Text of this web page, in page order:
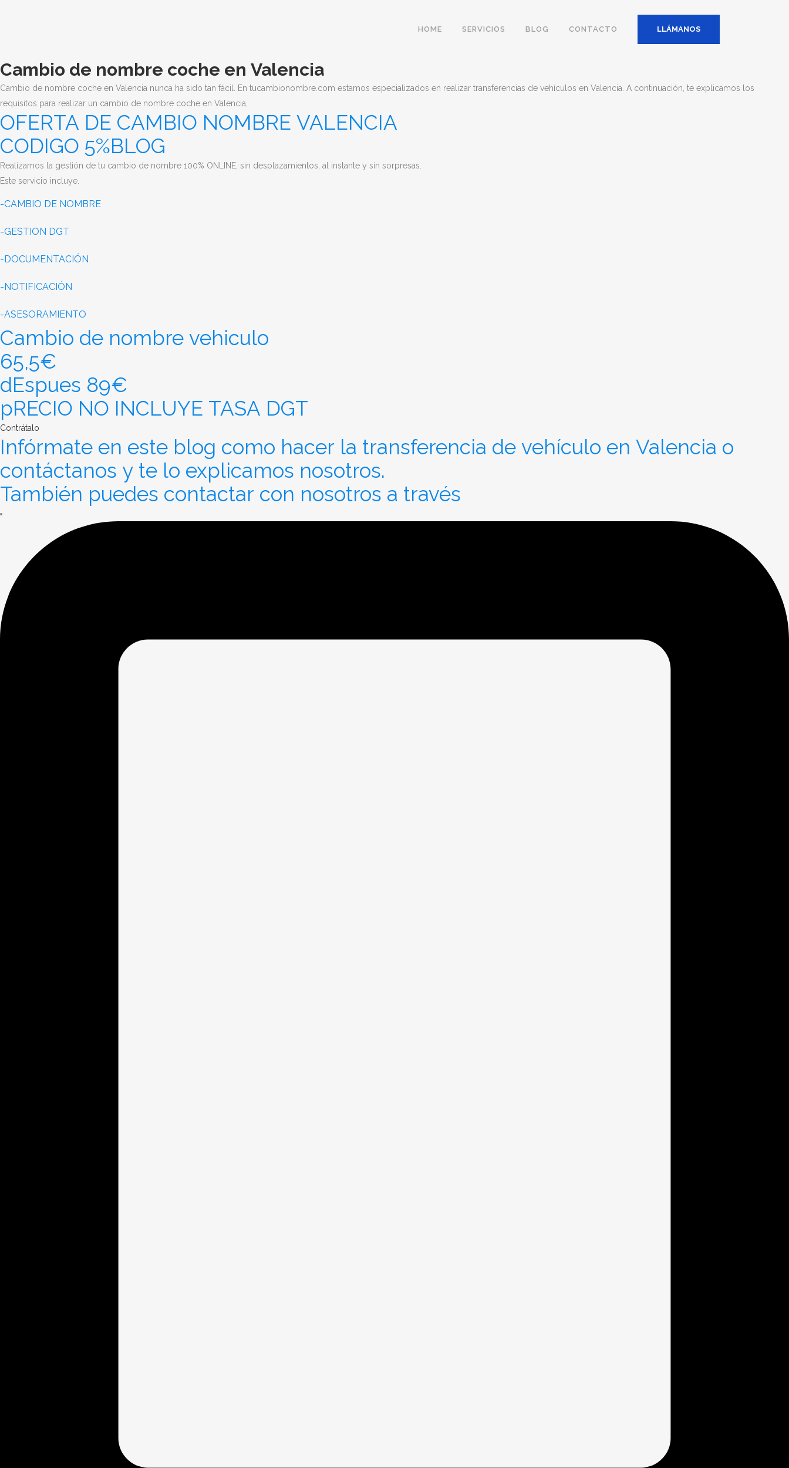
LLÁMANOS
HOME SERVICIOS BLOG CONTACTO
Cambio de nombre coche en Valencia
Cambio de nombre coche en Valencia nunca ha sido tan fácil. En tucambionombre.com estamos especializados en realizar transferencias de vehículos en Valencia. A continuación, te explicamos los
requisitos para realizar un cambio de nombre coche en Valencia,
OFERTA DE CAMBIO NOMBRE VALENCIA
CODIGO 5%BLOG
Realizamos la gestión de tu cambio de nombre 100% ONLINE, sin desplazamientos, al instante y sin sorpresas.
Este servicio incluye.
-CAMBIO DE NOMBRE
-GESTION DGT
-DOCUMENTACIÓN
-NOTIFICACIÓN
-ASESORAMIENTO
Cambio de nombre vehiculo
65,5€
dEspues 89€
pRECIO NO INCLUYE TASA DGT
Contrátalo
Infórmate en este blog como hacer la transferencia de vehículo en Valencia o
contáctanos y te lo explicamos nosotros.
También puedes contactar con nosotros a través